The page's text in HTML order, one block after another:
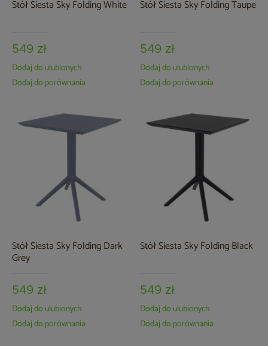
Stół Siesta Sky Folding White
549 zł
Dodaj do ulubionych
Dodaj do porównania
Stół Siesta Sky Folding Taupe
549 zł
Dodaj do ulubionych
Dodaj do porównania
Stół Siesta Sky Folding Dark
Grey
549 zł
Dodaj do ulubionych
Dodaj do porównania
Stół Siesta Sky Folding Black
549 zł
Dodaj do ulubionych
Dodaj do porównania